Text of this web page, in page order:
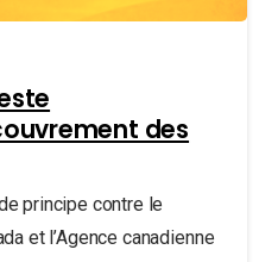
des
principe contre le
et l’Agence canadienne